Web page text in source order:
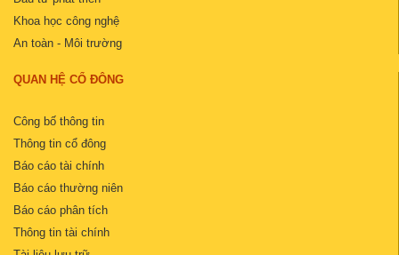
Khoa học công nghệ
An toàn - Môi trường
QUAN HỆ CỔ ĐÔNG
Công bố thông tin
Thông tin cổ đông
Báo cáo tài chính
Báo cáo thường niên
Báo cáo phân tích
Thông tin tài chính